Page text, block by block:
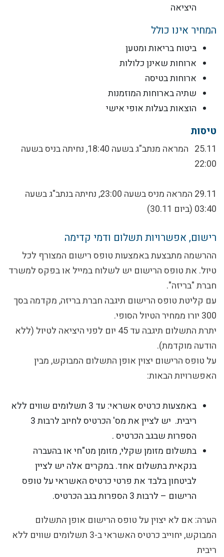
היציאה
המחיר אינו כולל
ביטוח בריאות ומטען
ארוחות שאינן כלולות
ארוחות בטיסה
שתיה בארוחות המוזמנות
הוצאות בעלות אופי אישי
טיסות
25.11 המראה מנתב"ג בשעה 18:40, נחיתה בניס בשעה
22:00
29.11 המראה מניס בשעה 23:00, נחיתה בנתב"ג בשעה
03:40 (ביום 30.11)
רישום, אפשרויות תשלום ודמי קדימה
ההרשמה מתבצעת באמצעות טופס רישום המצורף לכל
טיול. את טופס הרישום יש לשלוח במייל או בפקס למשרד
חברת "בריזה".
עם קליטת טופס הרישום תיגבה חברת בריזה, מקדמה בסך
300 יורו ממחיר הטיול הסופי.
יתרת התשלום תיגבה עד 45 יום לפני היציאה לטיול (ללא
הודעה מוקדמת).
על טופס הרישום יצוין אופן התשלום המבוקש, מבין
האפשרויות הבאות:
באמצעות כרטיס אשראי: עד 3 תשלומים שווים ללא
ריבית. יש לציין את מס' הכרטיס לחיוב לרבות 3
הספרות שבגב הכרטיס .
בתשלום מזומן שקלי, מזומן מט"חי או בהעברה
בנקאית בתשלום אחד. במקרים אלה יש לציין
לביטחון בלבד את פרטי כרטיס האשראי על טופס
הרישום – לרבות 3 הספרות בגב הכרטיס.
הערה: אם לא יצוין על טופס הרישום אופן התשלום
המבוקש, יחוייב כרטיס האשראי ב-3 תשלומים שווים ללא
ריבית